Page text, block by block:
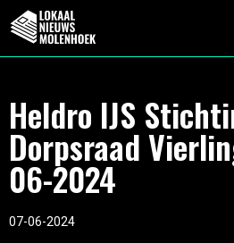
Heldro IJS
Dorpsraad
06-2024
07-06-2024